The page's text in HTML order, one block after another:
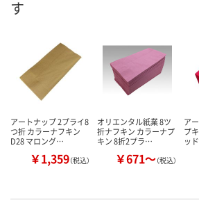
す
アートナップ 2プライ8
つ折 カラーナフキン
D28 マロング…
￥1,359（税込）
オリエンタル紙業 8ツ
折ナフキン カラーナプ
キン 8折2プラ…
￥671～（税込）
ア
プ
ッ